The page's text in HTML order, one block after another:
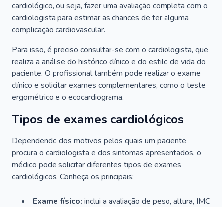
cardiológico, ou seja, fazer uma avaliação completa com o
cardiologista para estimar as chances de ter alguma
complicação cardiovascular.
Para isso, é preciso consultar-se com o cardiologista, que
realiza a análise do histórico clínico e do estilo de vida do
paciente. O profissional também pode realizar o exame
clínico e solicitar exames complementares, como o teste
ergométrico e o ecocardiograma.
Tipos de exames cardiológicos
Dependendo dos motivos pelos quais um paciente
procura o cardiologista e dos sintomas apresentados, o
médico pode solicitar diferentes tipos de exames
cardiológicos. Conheça os principais:
Exame físico: inclui a avaliação de peso, altura, IMC